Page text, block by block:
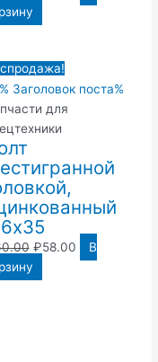
для
Первоначальная
цена
составляла
₽60.00.
₽58.00
цена:
В